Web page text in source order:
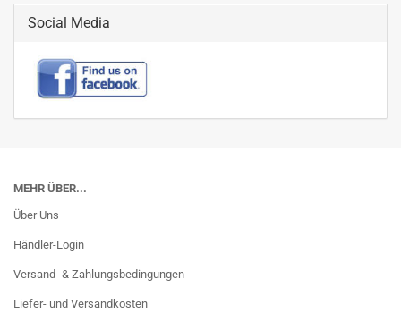
Social Media
MEHR ÜBER...
Über Uns
Händler-Login
Versand- & Zahlungsbedingungen
Liefer- und Versandkosten